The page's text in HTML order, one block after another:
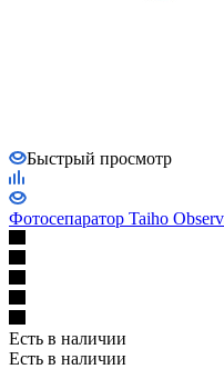
Быстрый просмотр
Фотосепаратор Taiho
Есть в наличии
Есть в наличии